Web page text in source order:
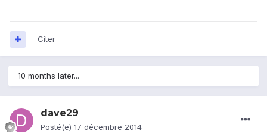
Citer
10 months later...
dave29
Posté(e) 17 décembre 2014